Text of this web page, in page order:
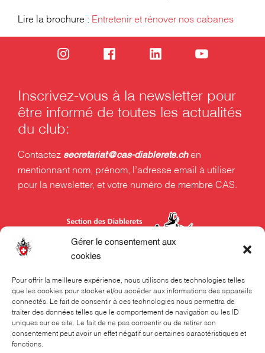
Gérer le consentement aux
cookies
Pour offrir la meilleure expérience, nous utilisons des technologies telles
que les cookies pour stocker et/ou accéder aux informations des appareils
connectés. Le fait de consentir à ces technologies nous permettra de
traiter des données telles que le comportement de navigation ou les ID
uniques sur ce site. Le fait de ne pas consentir ou de retirer son
consentement peut avoir un effet négatif sur certaines caractéristiques et
fonctions.
Lire la brochure : Entretenir et rénover nos cabanes
Inscrivez-vous à la newsletter pour
être informé de toutes les actualités
du club:
Contactez secretariat@cas-diablerets.chen
mentionnant nom, prénom, l’adresse email à utiliser
pour la newsletter, et votre numéro de membre CAS.
Section des Diablerets du Club Alpin Suisse CAS
Rue Beau-Séjour 24
Case postale 324
1001 Lausanne